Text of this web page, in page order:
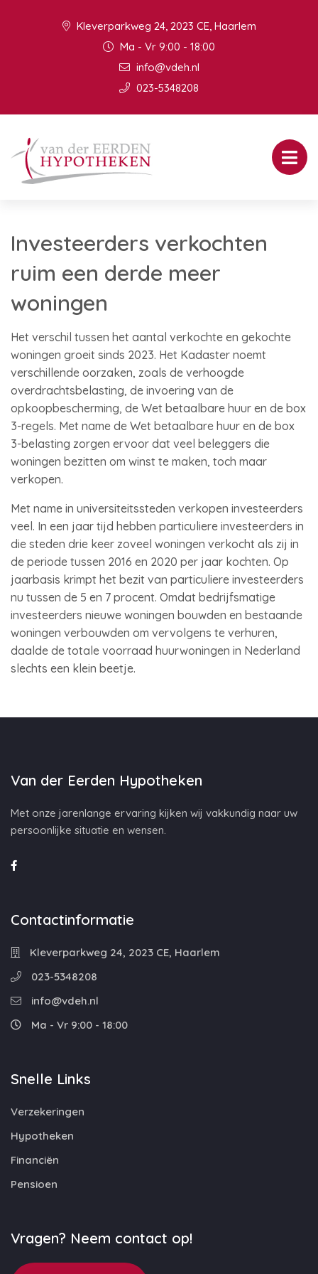
Kleverparkweg 24, 2023 CE, Haarlem
Ma - Vr 9:00 - 18:00
info@vdeh.nl
023-5348208
Investeerders verkochten
ruim een derde meer
woningen
Het verschil tussen het aantal verkochte en gekochte
woningen groeit sinds 2023. Het Kadaster noemt
verschillende oorzaken, zoals de verhoogde
overdrachtsbelasting, de invoering van de
opkoopbescherming, de Wet betaalbare huur en de box
3-regels. Met name de Wet betaalbare huur en de box
3-belasting zorgen ervoor dat veel beleggers die
woningen bezitten om winst te maken, toch maar
verkopen.
Met name in universiteitssteden verkopen investeerders
veel. In een jaar tijd hebben particuliere investeerders in
die steden drie keer zoveel woningen verkocht als zij in
de periode tussen 2016 en 2020 per jaar kochten. Op
jaarbasis krimpt het bezit van particuliere investeerders
nu tussen de 5 en 7 procent. Omdat bedrijfsmatige
investeerders nieuwe woningen bouwden en bestaande
woningen verbouwden om vervolgens te verhuren,
daalde de totale voorraad huurwoningen in Nederland
slechts een klein beetje.
Van der Eerden Hypotheken
Met onze jarenlange ervaring kijken wij vakkundig naar uw
persoonlijke situatie en wensen.
Contactinformatie
Kleverparkweg 24, 2023 CE, Haarlem
023-5348208
info@vdeh.nl
Ma - Vr 9:00 - 18:00
Snelle Links
Verzekeringen
Hypotheken
Financiën
Pensioen
Vragen? Neem contact op!